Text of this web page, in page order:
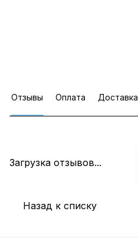
Отзывы Оплата Доставка
Загрузка отзывов...
Назад к списку